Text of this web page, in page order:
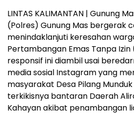
LINTAS KALIMANTAN | Gunung
(Polres) Gunung Mas bergerak
menindaklanjuti keresahan
Pertambangan Emas Tanpa Izin
responsif ini diambil usai
media sosial Instagram yang
masyarakat Desa Pilang
terkikisnya bantaran Daerah
Kahayan akibat penambangan